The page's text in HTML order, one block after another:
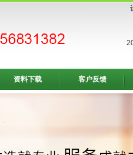
资料下载 客户反馈